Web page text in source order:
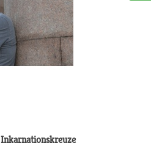
Inkarnationskreuze